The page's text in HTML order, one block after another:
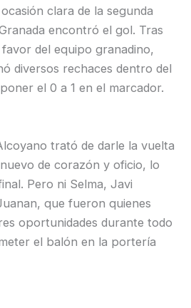
clara de la segunda
encontró el gol. Tras
del equipo granadino,
diversos rechaces dentro del
el 0 a 1 en el marcador.
trató de darle la vuelta
de corazón y oficio, lo
Pero ni Selma, Javi
que fueron quienes
oportunidades durante todo
el balón en la portería